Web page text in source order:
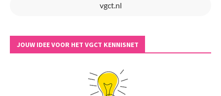
vgct.nl
JOUW IDEE VOOR HET VGCT KENNISNET